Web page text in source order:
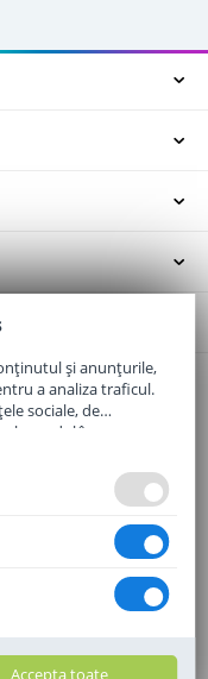
și anunțurile,
a analiza traficul.
sociale, de
la modul în care
cu alte informații
Accepta toate